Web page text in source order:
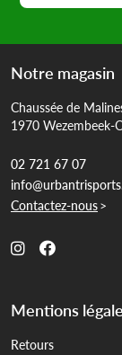
Notre magasin
Chaussée de
1970 Wezembeek-
02 721 67 07
Contactez-nous>
Mentions
Retours